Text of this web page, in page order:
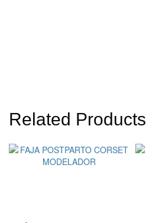
Related Products